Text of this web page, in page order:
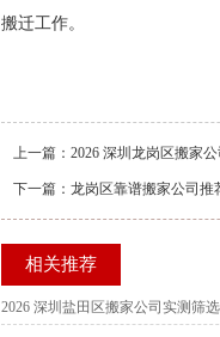
搬迁工作。
上一篇： 2026 深圳龙岗区搬家
下一篇： 龙岗区靠谱搬家公司推
相关推荐
2026 深圳盐田区搬家公司实测筛